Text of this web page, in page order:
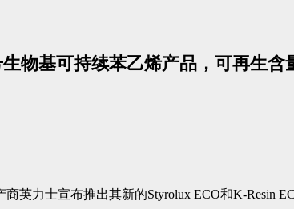
物基可持续苯乙烯产品，可再生含
英力士宣布推出其新的Styrolux ECO和K-Resin